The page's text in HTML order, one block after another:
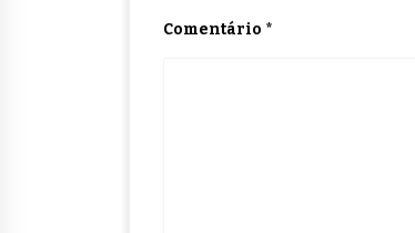
Comentário *